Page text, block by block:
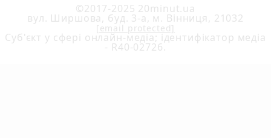
©2017-2025 20minut.ua
вул. Ширшова, буд. 3-а, м. Вінниця, 21032
[email protected]
Cуб'єкт у сфері онлайн-медіа; ідентифікатор медіа
- R40-02726.